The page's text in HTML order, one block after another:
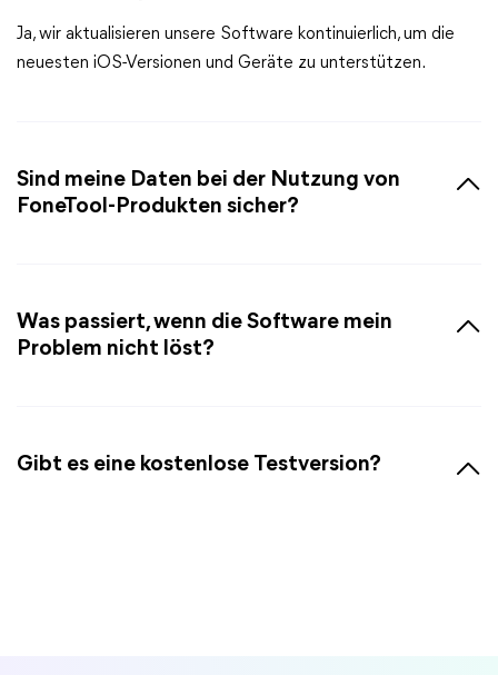
Ja, wir aktualisieren unsere Software kontinuierlich, um die
neuesten iOS-Versionen und Geräte zu unterstützen.
Sind meine Daten bei der Nutzung von
FoneTool-Produkten sicher?
Was passiert, wenn die Software mein
Problem nicht löst?
Gibt es eine kostenlose Testversion?